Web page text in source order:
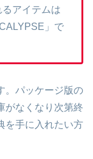
アイテムは
」で
。パッケージ版の
がなくなり次第終
を手に入れたい方